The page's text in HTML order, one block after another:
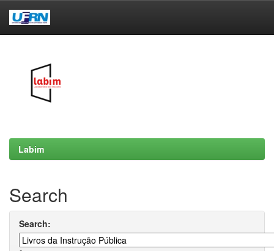
Labim
Search
Search: